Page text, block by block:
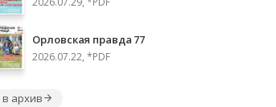
Орловская правда 77
2026.07.22, *PDF
в архив